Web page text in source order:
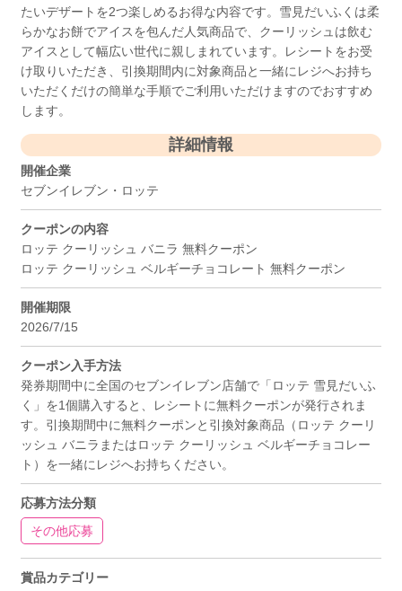
たいデザートを2つ楽しめるお得な内容です。雪見だいふくは柔
らかなお餅でアイスを包んだ人気商品で、クーリッシュは飲む
アイスとして幅広い世代に親しまれています。レシートをお受
け取りいただき、引換期間内に対象商品と一緒にレジへお持ち
いただくだけの簡単な手順でご利用いただけますのでおすすめ
します。
詳細情報
開催企業
セブンイレブン・ロッテ
クーポンの内容
ロッテ クーリッシュ バニラ 無料クーポン
ロッテ クーリッシュ ベルギーチョコレート 無料クーポン
開催期限
2026/7/15
クーポン入手方法
発券期間中に全国のセブンイレブン店舗で「ロッテ 雪見だいふ
く」を1個購入すると、レシートに無料クーポンが発行されま
す。引換期間中に無料クーポンと引換対象商品（ロッテ クーリ
ッシュ バニラまたはロッテ クーリッシュ ベルギーチョコレー
ト）を一緒にレジへお持ちください。
応募方法分類
その他応募
賞品カテゴリー